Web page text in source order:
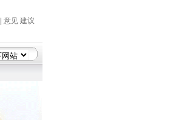
意见 建议